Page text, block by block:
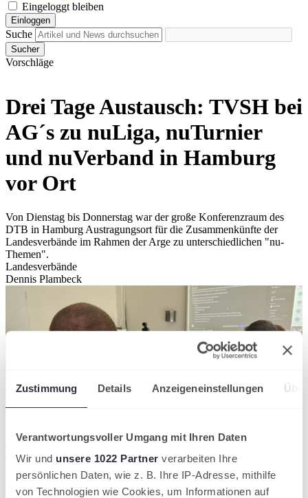
Zustimmung Details Anzeigeneinstellungen
Verantwortungsvoller Umgang mit Ihren Daten
Wir und unsere 1022 Partner verarbeiten Ihre
persönlichen Daten, wie z. B. Ihre IP-Adresse, mithilfe
von Technologien wie Cookies, um Informationen auf
Eingeloggt bleiben
Einloggen
Suche
Sucher
Vorschläge
Drei Tage Austausch: TVSH bei
AG´s zu nuLiga, nuTurnier
und nuVerband in Hamburg
vor Ort
Von Dienstag bis Donnerstag war der große Konferenzraum des
DTB in Hamburg Austragungsort für die Zusammenkünfte der
Landesverbände im Rahmen der Arge zu unterschiedlichen "nu-
Themen".
Landesverbände
Dennis Plambeck
Zahlreiche Landesverbände waren in Präsenz vor Ort. Wiederum
andere schalteten sich online dazu. Drei Tage lang war der DTB
Gastgeber zu unterschiedlichen Arbeitsgemeinschaften rund um
mit Mitarbeitern aus der Geschäftsstelle Kiel in der Hansestadt vor
Ort. Den Anfang am Dienstag machte "nuLiga". Besprochen